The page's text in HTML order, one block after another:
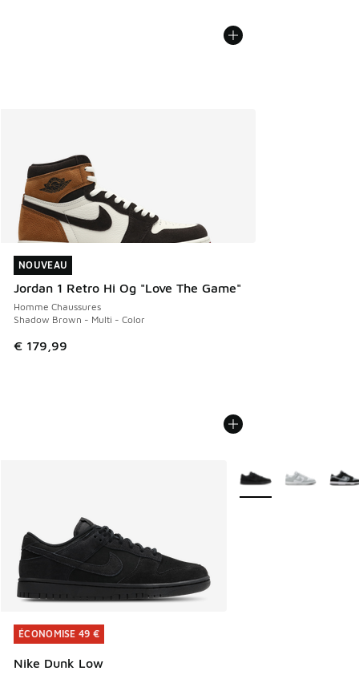
NOUVEAU
Jordan 1 Retro Hi Og "Love The Game"
Homme Chaussures
Shadow Brown - Multi - Color
€ 179,99
NOUVEAU
ÉCONOMISE 49 €
Nike Dunk Low
ÉCONOMISE 49 €
Plus de couleurs